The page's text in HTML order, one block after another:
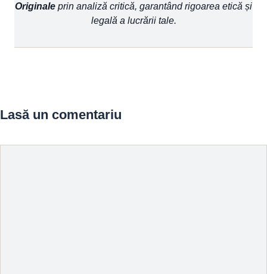
Originale prin analiză critică, garantând rigoarea etică și
legală a lucrării tale.
Lasă un comentariu